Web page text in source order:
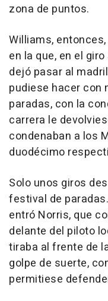
zona de puntos.
Williams,
en la que, en el
dejó pasar al
pudiese hacer con
paradas, con la
carrera le
condenaban a los
duodécimo
Solo unos giros
festival de
entró Norris, que
delante del piloto
tiraba al frente de
golpe de suerte,
permitiese